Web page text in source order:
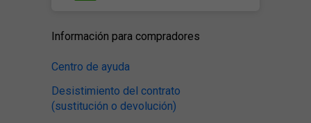
Información para compradores
Centro de ayuda
Desistimiento del contrato
(sustitución o devolución)